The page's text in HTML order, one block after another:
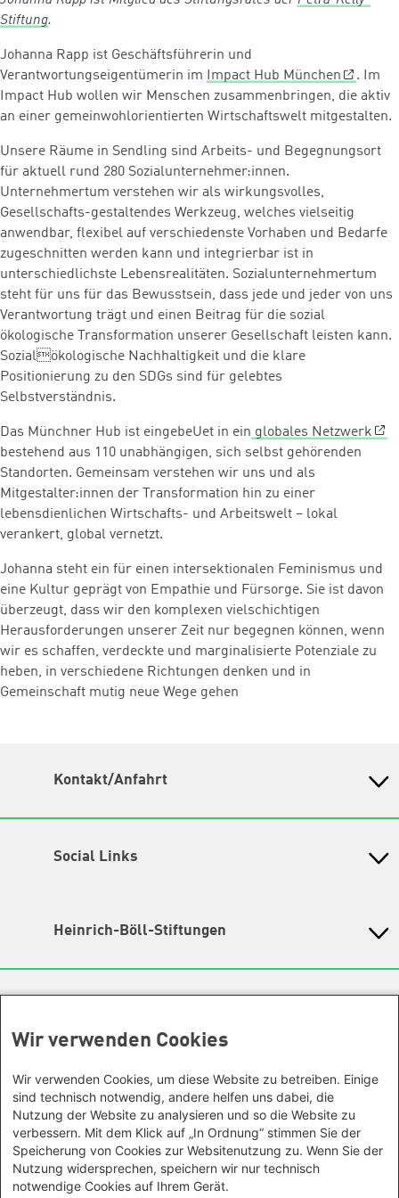
Stiftung.
Johanna Rapp ist Geschäftsführerin und
Verantwortungseigentümerin im
Impact Hub München
. Im
Impact Hub wollen wir Menschen zusammenbringen, die aktiv
an einer gemeinwohlorientierten Wirtschaftswelt mitgestalten.
Unsere Räume in Sendling sind Arbeits- und Begegnungsort
für aktuell rund 280 Sozialunternehmer:innen.
Unternehmertum verstehen wir als wirkungsvolles,
Gesellschafts-gestaltendes Werkzeug, welches vielseitig
anwendbar, flexibel auf verschiedenste Vorhaben und Bedarfe
zugeschnitten werden kann und integrierbar ist in
unterschiedlichste Lebensrealitäten. Sozialunternehmertum
steht für uns für das Bewusstsein, dass jede und jeder von uns
Verantwortung trägt und einen Beitrag für die sozial
ökologische Transformation unserer Gesellschaft leisten kann.
Sozialökologische Nachhaltigkeit und die klare
Positionierung zu den SDGs sind für gelebtes
Selbstverständnis.
Das Münchner Hub ist eingebeUet in ein globales Netzwerk
bestehend aus 110 unabhängigen, sich selbst gehörenden
Standorten. Gemeinsam verstehen wir uns und als
Mitgestalter:innen der Transformation hin zu einer
lebensdienlichen Wirtschafts- und Arbeitswelt – lokal
verankert, global vernetzt.
Johanna steht ein für einen intersektionalen Feminismus und
eine Kultur geprägt von Empathie und Fürsorge. Sie ist davon
überzeugt, dass wir den komplexen vielschichtigen
Herausforderungen unserer Zeit nur begegnen können, wenn
wir es schaffen, verdeckte und marginalisierte Potenziale zu
heben, in verschiedene Richtungen denken und in
Gemeinschaft mutig neue Wege gehen
Kontakt/Anfahrt
80331 München
Sie wollen mehr über unsere Arbeit wissen? Sie haben
noch Fragen zu einer unserer Veranstaltungen? Sie
Team unserer Geschäftsstellegibt Ihnen gerne Auskunft.
Ansonsten kontaktieren Sie uns gerne auch über unsere
Social Media Kanäle!
Unsere Räumlichkeiten sind leider nicht barrierefrei, wir
bemühen uns aber barrierefreie Veranstaltungsorte
auszuwählen. Nähere Informationen finden Sie in der
jeweiligen Veranstaltungsbeschreibung.
Social Links
TikTok
Threads
Mastodon
Heinrich-Böll-Stiftungen
Baden-Württemberg
Berlin
Brandenburg
Bremen
Hamburg
Hessen
Asien
Büro Neu-Delhi - Indien
Büro Phnom Penh - Kambodscha
Büro Südostasien
Büro Seoul - Ostasien | Globaler
Dialog
Afrika
Wir verwenden Cookies
Wir verwenden Cookies, um diese Website zu betreiben. Einige
sind technisch notwendig, andere helfen uns dabei, die
Nutzung der Website zu analysieren und so die Website zu
verbessern. Mit dem Klick auf „In Ordnung“ stimmen Sie der
Speicherung von Cookies zur Websitenutzung zu. Wenn Sie der
Nutzung widersprechen, speichern wir nur technisch
notwendige Cookies auf Ihrem Gerät.